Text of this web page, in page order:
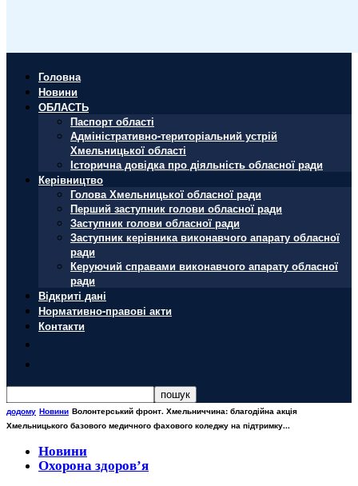
Головна
Новини
ОБЛАСТЬ
Паспорт області
Адміністративно-територіальний устрій
Хмельницької області
Історична довідка про діяльність обласної ради
Керівництво
Голова Хмельницької обласної ради
Перший заступник голови обласної ради
Заступник голови обласної ради
Заступник керівника виконавчого апарату обласної
ради
Керуючий справами виконавчого апарату обласної
ради
Відкриті дані
Нормативно-правові акти
Контакти
додому Новини Волонтерський фронт. Хмельниччина: благодійна акція
Хмельницького базового медичного фахового коледжу на підтримку...
Новини
Охорона здоров’я